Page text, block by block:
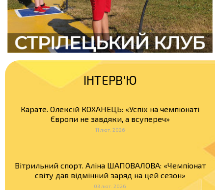
ІНТЕРВ'Ю
Карате. Олексій КОХАНЕЦЬ: «Успіх на чемпіонаті
Європи не завдяки, а всупереч»
11 лют. 2026
Вітрильний спорт. Аліна ШАПОВАЛОВА: «Чемпіонат
світу дав відмінний заряд на цей сезон»
03 лют. 2026